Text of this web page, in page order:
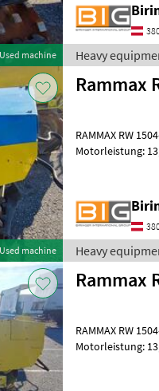
Used machine Heavy
Used machine
Rammax
RAMMAX RW
Motorleistung: 13, 2
Heavy
Rammax
RAMMAX RW
Motorleistung: 13, 2